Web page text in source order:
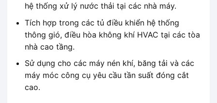
hệ thống xử lý nước thải tại các nhà máy.
Tích hợp trong các tủ điều khiển hệ thống
thông gió, điều hòa không khí HVAC tại các tòa
nhà cao tầng.
Sử dụng cho các máy nén khí, băng tải và các
máy móc công cụ yêu cầu tần suất đóng cắt
cao.